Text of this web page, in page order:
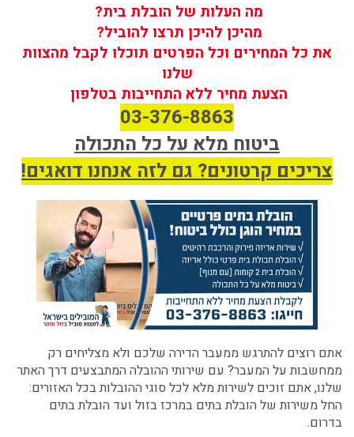
מה העלות של הובלת בית?
מהיכן להיכן תרצו להוביל?
את כל המחירים וכל הפרטים תוכלו לקבל מהצוות
שלנו
הצעת מחיר ללא התחייבות בטלפון
03-376-8863
ביטוח מלא על כל התכולה
צריכים קרטונים? גם לזה אנחנו דואגים!
אתם רוצים להתרגש ממעבר הדירה שלכם ולא מצליחים רק
ממחשבות על המעבר? עם שירותי ההובלה המתבצעים דרך האתר
שלנו, אתם זוכים לשירות מלא לכל סוגי ההובלות בכל האזורים:
החל משירות של הובלת בתים במרכז בזול ועד הובלת בתים
בדרום.